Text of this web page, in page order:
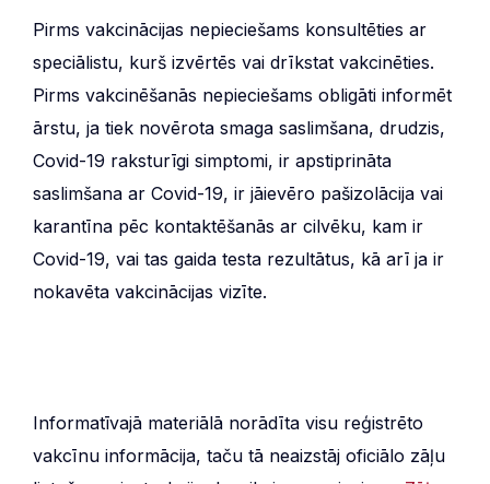
Pirms vakcinācijas nepieciešams konsultēties ar
speciālistu, kurš izvērtēs vai drīkstat vakcinēties.
Pirms vakcinēšanās nepieciešams obligāti informēt
ārstu, ja tiek novērota smaga saslimšana, drudzis,
Covid-19 raksturīgi simptomi, ir apstiprināta
saslimšana ar Covid-19, ir jāievēro pašizolācija vai
karantīna pēc kontaktēšanās ar cilvēku, kam ir
Covid-19, vai tas gaida testa rezultātus, kā arī ja ir
nokavēta vakcinācijas vizīte.
Informatīvajā materiālā norādīta visu reģistrēto
vakcīnu informācija, taču tā neaizstāj oficiālo zāļu